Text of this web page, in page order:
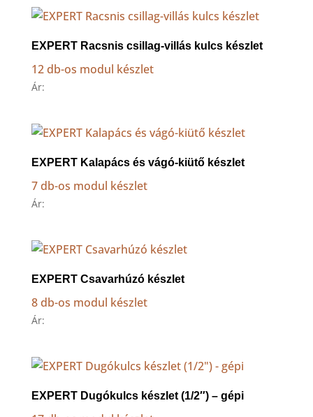
EXPERT Racsnis csillag-villás kulcs készlet
12 db-os modul készlet
Ár:
EXPERT Kalapács és vágó-kiütő készlet
7 db-os modul készlet
Ár:
EXPERT Csavarhúzó készlet
8 db-os modul készlet
Ár:
EXPERT Dugókulcs készlet (1/2″) – gépi